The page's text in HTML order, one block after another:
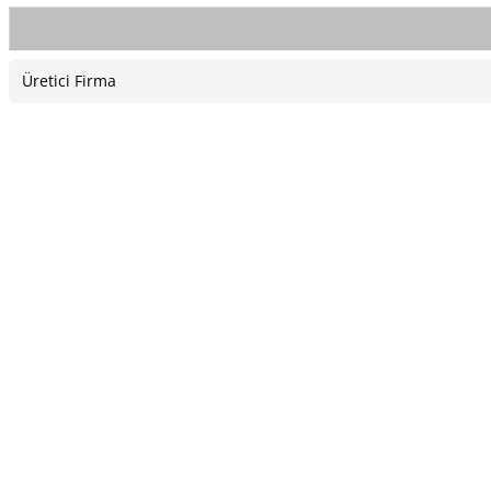
Üretici Firma